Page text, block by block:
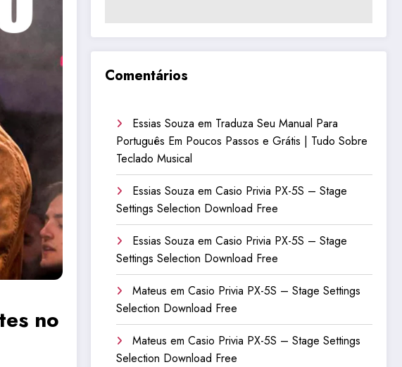
no
Comentários
Essias Souza em Traduza Seu Manual Para
Português Em Poucos Passos e Grátis | Tudo Sobre
Teclado Musical
Essias Souza emCasio Privia PX-5S – Stage
Settings Selection Download Free
Essias Souza emCasio Privia PX-5S – Stage
Settings Selection Download Free
Mateus emCasio Privia PX-5S – Stage Settings
Selection Download Free
Mateus emCasio Privia PX-5S – Stage Settings
Selection Download Free